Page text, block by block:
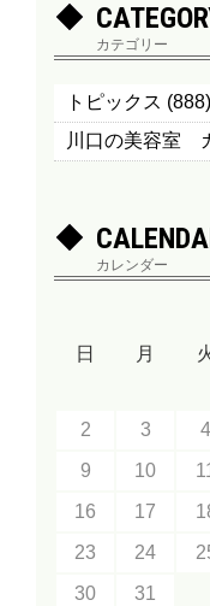
カテゴリー
トピックス (888)
川口の美容室
カレンダー
日 月
2
3 4
9
10
16
17
23
24
30
31